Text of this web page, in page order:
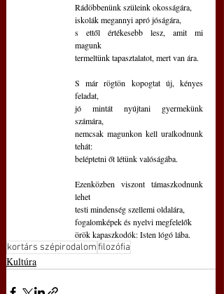
Rádöbbenünk szüleink okosságára,
iskolák megannyi apró jóságára,
s ettől értékesebb lesz, amit mi
magunk
termeltünk tapasztalatot, mert van ára.
S már rögtön kopogtat új, kényes
feladat,
jó mintát nyújtani gyermekünk
számára,
nemcsak magunkon kell uralkodnunk
tehát:
beléptetni őt létünk valóságába.
Ezenközben viszont támaszkodnunk
lehet
testi mindenség szellemi oldalára,
fogalomképek és nyelvi megfelelők
örök kapaszkodók: Isten lógó lába.
kortárs szépirodalomfilozófia
Kultúra